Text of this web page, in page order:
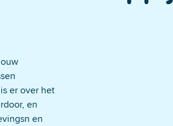
er over het
en
en